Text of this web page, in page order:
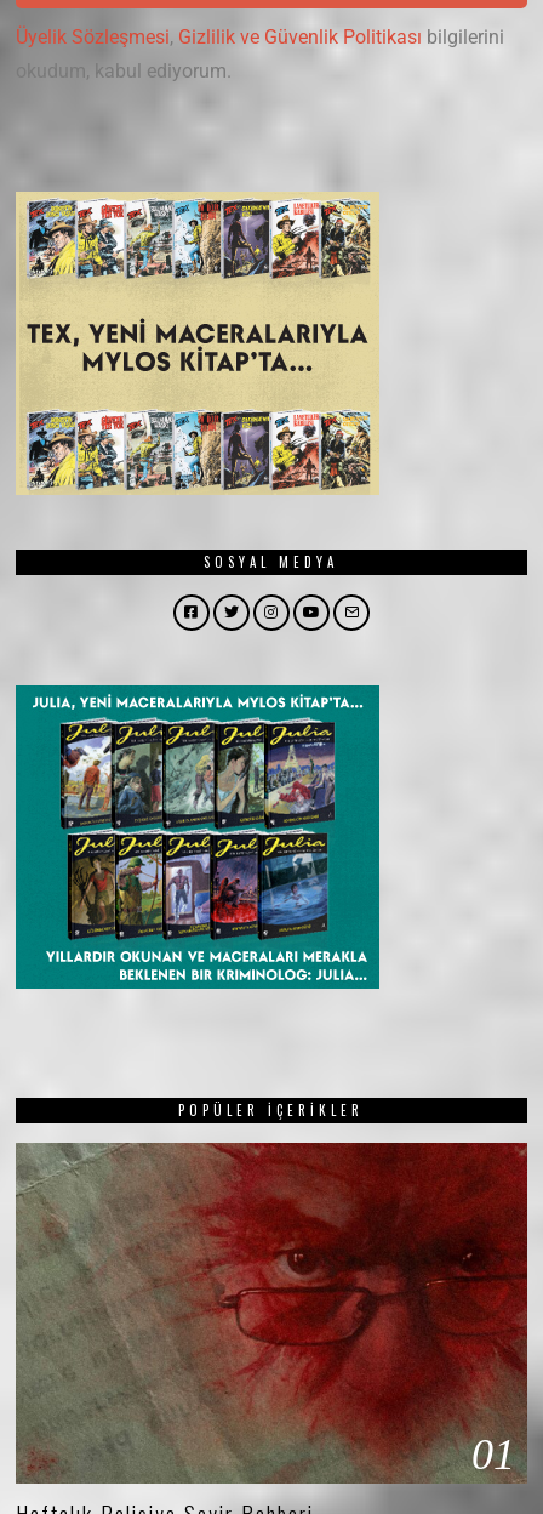
Üyelik Sözleşmesi, Gizlilik ve Güvenlik Politikası bilgilerini
okudum, kabul ediyorum.
SOSYAL MEDYA
Facebook
TwitterInstagram
YouTubeEmail
POPÜLER İÇERIKLER
01